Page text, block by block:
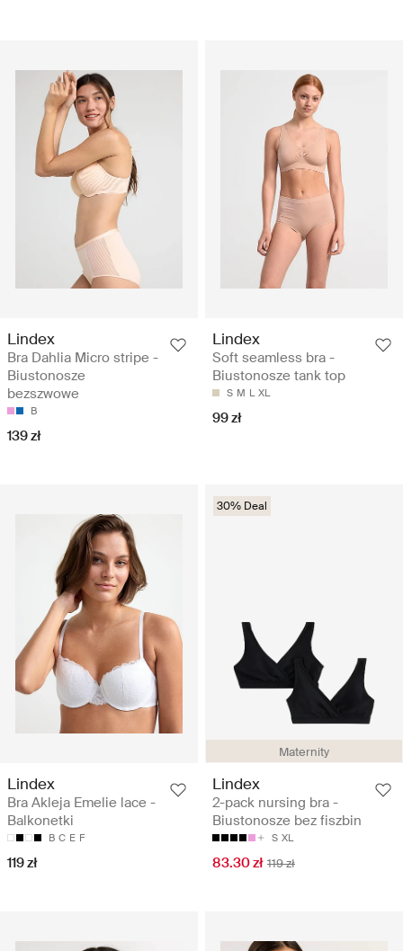
Lindex
Bra Dahlia Micro stripe -
Biustonosze
bezszwowe
B
139 zł
Lindex
Soft seamless bra -
Biustonosze tank top
S M L XL
99 zł
Lindex
Bra Akleja Emelie lace -
Balkonetki
B C E F
119 zł
Maternity
30% Deal
Lindex
2-pack nursing bra -
Biustonosze bez fiszbin
S XL
83.30 zł 119 zł